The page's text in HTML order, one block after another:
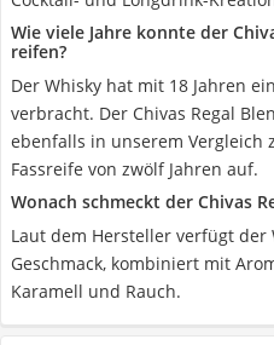
Wie viele Jahre konnte der
reifen?
Der Whisky hat mit 18 Jahren
verbracht. Der Chivas Regal
ebenfalls in unserem Vergleich
Fassreife von zwölf Jahren auf.
Wonach schmeckt der Chivas
Laut dem Hersteller verfügt
Geschmack, kombiniert mit
Karamell und Rauch.